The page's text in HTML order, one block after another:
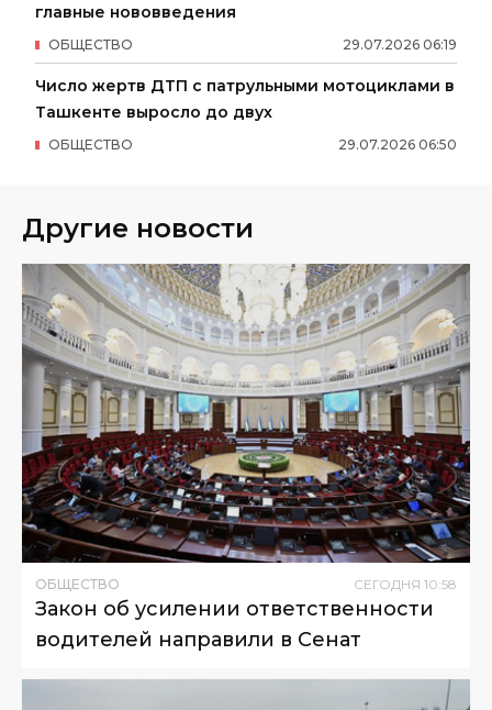
главные нововведения
29.07.2026 06:19
ОБЩЕСТВО
Число жертв ДТП с патрульными мотоциклами в
Ташкенте выросло до двух
29.07.2026 06:50
ОБЩЕСТВО
Другие новости
ОБЩЕСТВО СЕГОДНЯ 10:58
Закон об усилении ответственности
водителей направили в Сенат